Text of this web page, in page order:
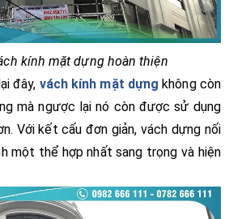
kính mặt dựng hoàn thiện
đây, vách kính mặt dựng không còn
mà ngược lại nó còn được sử dụng
Với kết cấu đơn giản, vách dựng nối
một thể hợp nhất sang trọng và hiện